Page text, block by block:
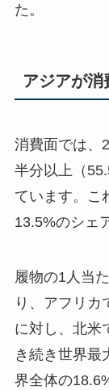
た。
アジアが消
消費面では、
半分以上（
ています。こ
13.5%のシェ
履物の1人当
り、アフリカ
に対し、北米
き続き世界最
界全体の